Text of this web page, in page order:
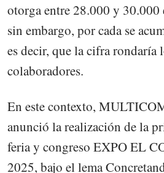
otorga entre 28.000 y 30.000
sin embargo, por cada se
es decir, que la cifra rondaría
colaboradores.
En este contexto,
anunció la realización de la
feria y congreso EXPO EL
2025, bajo el lema